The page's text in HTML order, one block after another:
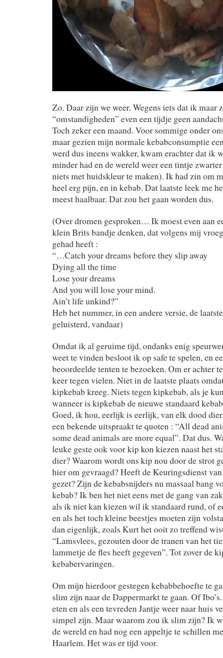
Zo. Daar zijn we weer. Wegens iets dat ik maar
“omstandigheden” even een tijdje geen
Toch zeker een maand. Voor sommige onder
maar gezien mijn normale kebabconsumptie
werd dus ineens wakker, kwam erachter dat ik
minder had en de wereld weer een tintje
niets met huidskleur te maken). Ik had zin om
heel erg pijn, en in kebab. Dat laatste leek me
meest haalbaar. Dat zou het gaan worden dus.
(Over dromen gesproken… Ik moest even aan
klein Brits bandje denken, dat volgens mij
gehad heeft :
“…Catch your dreams before they slip away
Dying all the time
Lose your dreams
And you will lose your mind.
Ain’t life unkind?”
Heb het nummer, in een andere versie, de
geluisterd, vandaar)
Omdat ik al geruime tijd, ondanks enig
weet te vinden besloot ik op safe te spelen, en
beoordeelde tenten te bezoeken. Om er achter
keer tegen vielen. Niet in de laatste plaats
kipkebab kreeg. Niets tegen kipkebab, als je
wanneer is kipkebab de nieuwe standaard
Goed, ik hou, eerlijk is eerlijk, van elk dood
een bekende uitspraakt te quoten : “All dead
some dead animals are more equal”. Dat dus.
leuke geste ook voor kip kon kiezen naast het
dier? Waarom wordt ons kip nou door de strot
hier om gevraagd? Heeft de Keuringsdienst
gezet? Zijn de kebabsnijders nu massaal bang
kebab? Ik ben het niet eens met de gang van
als ik niet kan kiezen wil ik standaard rund, of
en als het toch kleine beestjes moeten zijn
dan eigenlijk, zoals Kurt het ooit zo treffend
“Lamsvlees, gezouten door de tranen van het
lammetje de fles heeft gegeven”. Tot zover de
kebabervaringen.
Om mijn hierdoor gestegen kebabbehoefte te
slim zijn naar de Dappermarkt te gaan. Of
eten en als een tevreden Jantje weer naar huis
simpel zijn. Maar waarom zou ik slim zijn? Ik
de wereld en had nog een appeltje te schillen
Haarlem. Het was er tijd voor.